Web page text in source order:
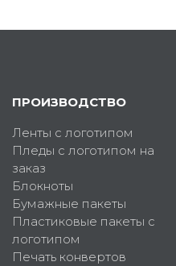
ПРОИЗВОДСТВО
Ленты с логотипом
Пледы с логотипом на
заказ
Блокноты
Бумажные пакеты
Пластиковые пакеты с
логотипом
Печать конвертов